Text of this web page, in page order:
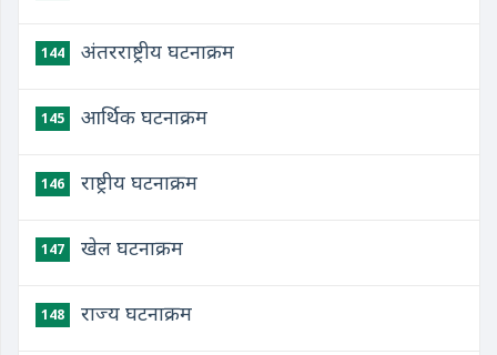
144 अंतरराष्ट्रीय घटनाक्रम
145 आर्थिक घटनाक्रम
146 राष्ट्रीय घटनाक्रम
147 खेल घटनाक्रम
148 राज्य घटनाक्रम